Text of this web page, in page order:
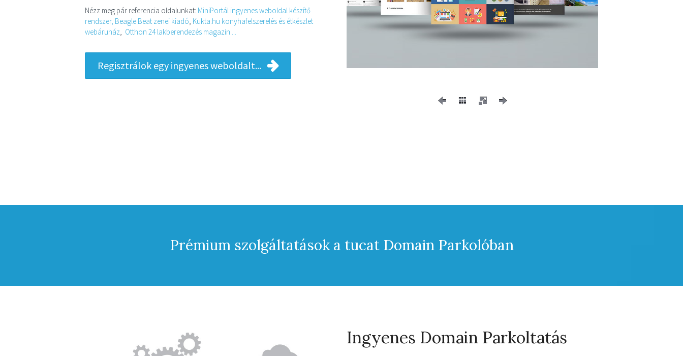
Nézz meg pár referencia oldalunkat: MiniPortál ingyenes weboldal készítő
rendszer, Beagle Beat zenei kiadó, Kukta.hu konyhafelszerelés és étkészlet
webáruház, Otthon 24 lakberendezés magazin ...
Regisztrálok egy ingyenes weboldalt...
Prémium szolgáltatások a tucat Domain Parkolóban
Ingyenes Domain Parkoltatás